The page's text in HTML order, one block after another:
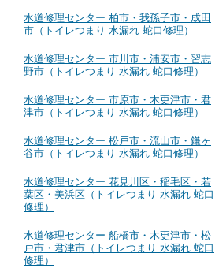
水道修理センター 柏市・我孫子市・成田
市（トイレつまり 水漏れ 蛇口修理）
水道修理センター 市川市・浦安市・習志
野市（トイレつまり 水漏れ 蛇口修理）
水道修理センター 市原市・木更津市・君
津市（トイレつまり 水漏れ 蛇口修理）
水道修理センター 松戸市・流山市・鎌ヶ
谷市（トイレつまり 水漏れ 蛇口修理）
水道修理センター 花見川区・稲毛区・若
葉区・美浜区（トイレつまり 水漏れ 蛇口
修理）
水道修理センター 船橋市・木更津市・松
戸市・君津市（トイレつまり 水漏れ 蛇口
修理）